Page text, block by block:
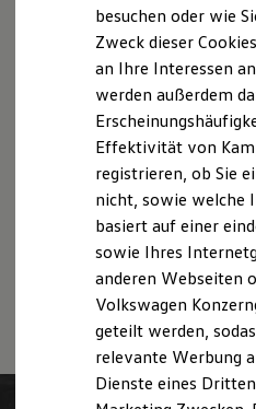
Reichweite im
Laden
Laden
Laden Zuhause
Batterie
Sicherheit
Garantie und
Nachhaltigkeit
Technologie
Kosten und Kauf
Verbrauchskosten
Kaufoptionen
E-Auto-
Software und
Die ID. Software
ID. Software
Digitale Extras
Schnittstellen
Fahrzeugangebot
Servicetermin
Serviceanfrage
besuchen oder wie
Zweck dieser
an Ihre Interessen
werden außerdem
Effektivität von
registrieren, ob Sie
nicht, sowie welche
basiert auf einer
sowie Ihres
anderen Webseiten
Volkswagen
geteilt werden,
relevante Werbung
Dienste eines